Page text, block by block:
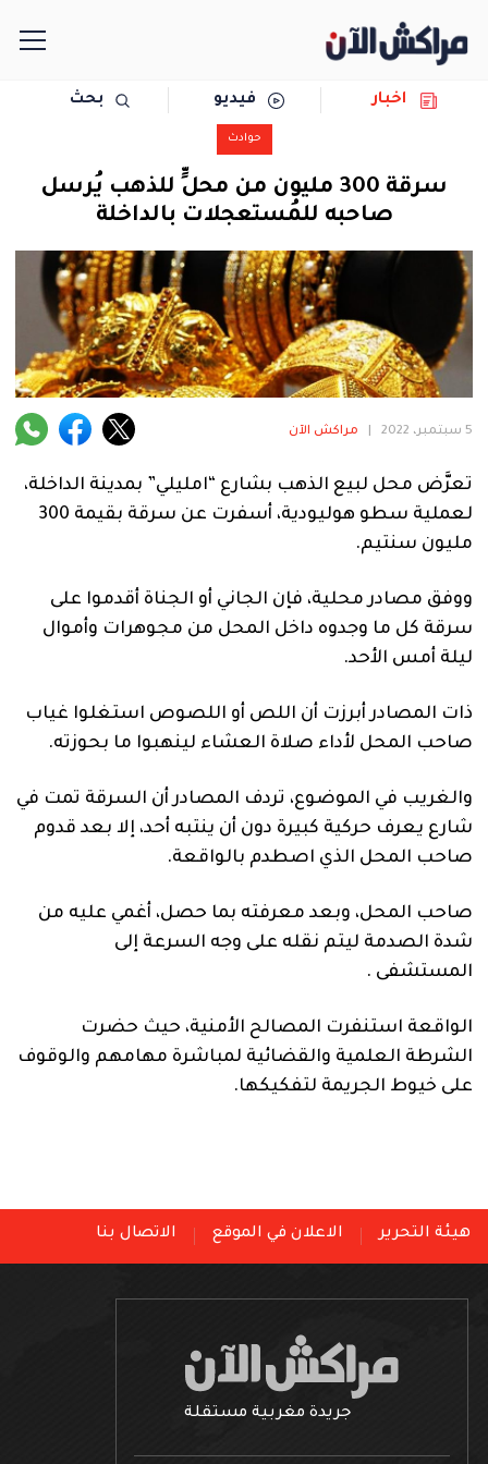
رياضة
حوادث
دولية
المرأة
فنية
منوعة
آراء
اخبار فيديو بحث
حوادث
سرقة 300 مليون من محلٍّ للذهب يُرسل
صاحبه للمُستعجلات بالداخلة
5 سبتمبر، 2022 مراكش الآن
تعرَّض محل لبيع الذهب بشارع “امليلي” بمدينة الداخلة،
لعملية سطو هوليودية، أسفرت عن سرقة بقيمة 300
مليون سنتيم.
ووفق مصادر محلية، فإن الجاني أو الجناة أقدموا على
سرقة كل ما وجدوه داخل المحل من مجوهرات وأموال
ليلة أمس الأحد.
ذات المصادر أبرزت أن اللص أو اللصوص استغلوا غياب
صاحب المحل لأداء صلاة العشاء لينهبوا ما بحوزته.
والغريب في الموضوع، تردف المصادر أن السرقة تمت في
شارع يعرف حركية كبيرة دون أن ينتبه أحد، إلا بعد قدوم
صاحب المحل الذي اصطدم بالواقعة.
صاحب المحل، وبعد معرفته بما حصل، أغمي عليه من
شدة الصدمة ليتم نقله على وجه السرعة إلى
المستشفى .
الواقعة استنفرت المصالح الأمنية، حيث حضرت
الشرطة العلمية والقضائية لمباشرة مهامهم والوقوف
على خيوط الجريمة لتفكيكها.
هيئة التحرير الاعلان في الموقع الاتصال بنا
جريدة مغربية مستقلة